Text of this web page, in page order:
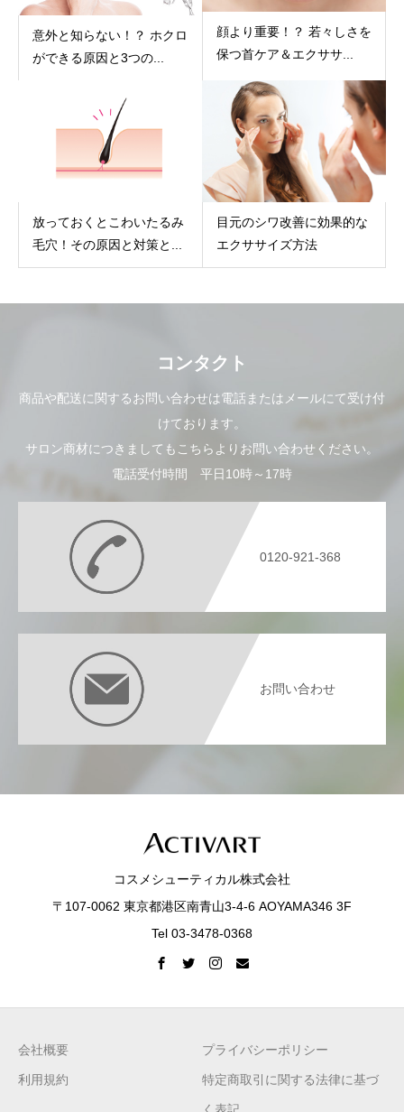
意外と知らない！？ ホクロ
ができる原因と3つの...
顔より重要！？ 若々しさを
保つ首ケア＆エクササ...
放っておくとこわいたるみ
毛穴！その原因と対策と...
目元のシワ改善に効果的な
エクササイズ方法
コンタクト
商品や配送に関するお問い合わせは電話またはメールにて受け付
けております。
サロン商材につきましてもこちらよりお問い合わせください。
電話受付時間 平日10時～17時
0120-921-368
お問い合わせ
コスメシューティカル株式会社
〒107-0062 東京都港区南青山3-4-6 AOYAMA346 3F
Tel 03-3478-0368
会社概要 プライバシーポリシー
利用規約 特定商取引に関する法律に基づ